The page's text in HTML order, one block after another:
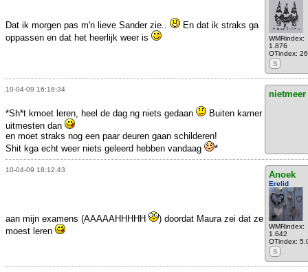
WMRindex:
1.876
OTindex:
S
Dat ik morgen pas m'n lieve Sander zie..
En dat ik straks ga
oppassen en dat het heerlijk weer is
10-04-09 16:18:34
nietmeer
*Sh*t kmoet leren, heel de dag ng niets gedaan
Buiten kamer
uitmesten dan
en moet straks nog een paar deuren gaan schilderen!
Shit kga echt weer niets geleerd hebben vandaag
*
10-04-09 18:12:43 Anoek
Erelid
WMRindex:
1.642
OTindex:
S
aan mijn examens (AAAAAHHHHH
) doordat Maura zei dat ze
moest leren